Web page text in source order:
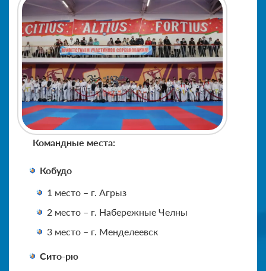
Командные места:
Кобудо
1 место – г. Агрыз
2 место – г. Набережные Челны
3 место – г. Менделеевск
Сито-рю